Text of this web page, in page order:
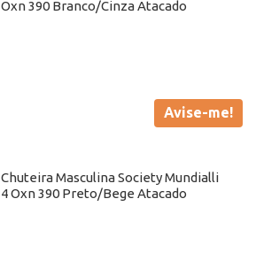
Oxn 390 Branco/Cinza Atacado
Avise-me!
Chuteira Masculina Society Mundialli
4 Oxn 390 Preto/Bege Atacado